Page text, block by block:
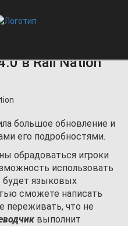
в Rail Nation
большое обновление и
его подробностями.
обрадоваться игроки
использовать
будет языковых
сможете написать
переживать, что не
выполнит